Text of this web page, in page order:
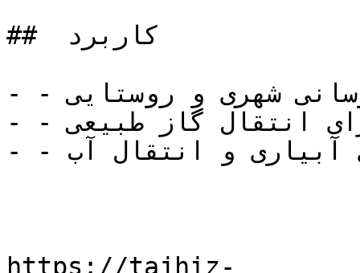
##  کاربرد
- - آبرسانی: در شبکه‌های آب‌رسانی شهری و روستایی.
- - گازرسانی: برای انتقال گاز طبیعی.
- - کشاورزی: در سیستم‌های آبیاری و انتقال آب.
https://tajhiz-